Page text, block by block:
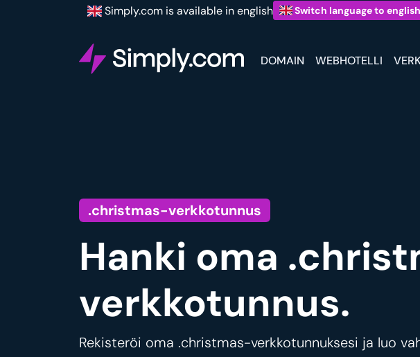
Simply.com is available in english Switch language to english
DOMAIN WEBHOTELLI
.christmas-verkkotunnus
Hanki oma
verkkotunnus.
Rekisteröi oma .christmas-verkkotunnuksesi ja luo